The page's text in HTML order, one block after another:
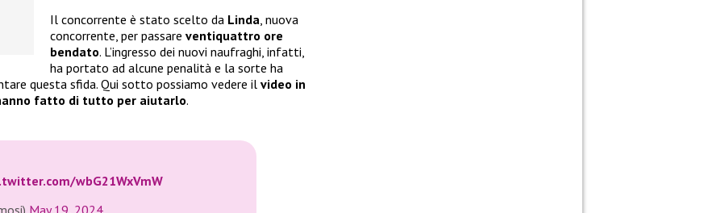
Il concorrente è stato scelto da Linda, nuova
concorrente, per passare ventiquattro ore
bendato. L’ingresso dei nuovi naufraghi, infatti,
ha portato ad alcune penalità e la sorte ha
questa sfida. Qui sotto possiamo vedere il video in
fatto di tutto per aiutarlo.
wbG21WxVmW